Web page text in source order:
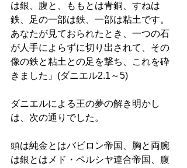
は銀、腹と、ももとは青銅、すねは
鉄、足の一部は鉄、一部は粘土です。
あなたが見ておられたとき、一つの石
が人手によらずに切り出されて、その
像の鉄と粘土との足を撃ち、これを砕
きました」(ダニエル2.1～5)
ダニエルによる王の夢の解き明かし
は、次の通りでした。
頭は純金とはバビロン帝国、胸と両腕
は銀とはメド・ペルシヤ連合帝国、腹